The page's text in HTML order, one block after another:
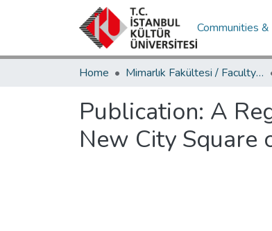
Communities
Home Mimarlık Fakültesi / Faculty of Architecture
Publication: A
New City Square